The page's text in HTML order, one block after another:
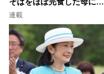
子が血の気が引いた理由
連載